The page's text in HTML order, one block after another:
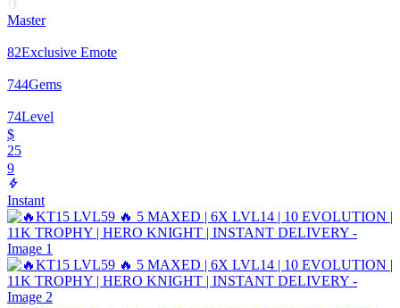
Master
82Exclusive Emote
744Gems
74Level
$
25
9
Instant